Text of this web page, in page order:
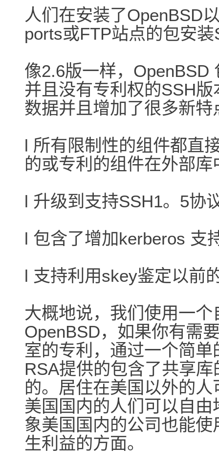
人们在安装了OpenBSD
ports或FTP站点的包安
像2.6版一样，OpenBSD
并且没有专利权的SSH
数据并且增加了很多新特
l 所有限制性的组件都直
的或专利的组件在外部库
l 升级到支持SSH1。5协
l 包含了增加kerberos 支
l 支持利用skey鉴定以前
大概地说，我们使用一
OpenBSD，如果你有需
室的专利，通过一个简
RSA提供的包含了共享
的。居住在美国以外的
美国国内的人们可以自
象美国国内的公司也能
生利益的方面。